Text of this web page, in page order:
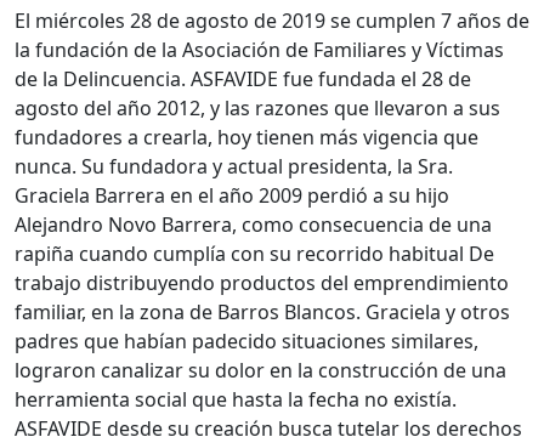
El miércoles 28 de agosto de 2019 se cumplen 7 años de
la fundación de la Asociación de Familiares y Víctimas
de la Delincuencia. ASFAVIDE fue fundada el 28 de
agosto del año 2012, y las razones que llevaron a sus
fundadores a crearla, hoy tienen más vigencia que
nunca. Su fundadora y actual presidenta, la Sra.
Graciela Barrera en el año 2009 perdió a su hijo
Alejandro Novo Barrera, como consecuencia de una
rapiña cuando cumplía con su recorrido habitual De
trabajo distribuyendo productos del emprendimiento
familiar, en la zona de Barros Blancos. Graciela y otros
padres que habían padecido situaciones similares,
lograron canalizar su dolor en la construcción de una
herramienta social que hasta la fecha no existía.
ASFAVIDE desde su creación busca tutelar los derechos